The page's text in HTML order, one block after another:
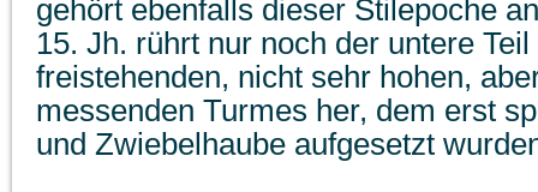
gehört ebenfalls dieser Stilepoche
15. Jh. rührt nur noch der untere
freistehenden, nicht sehr hohen,
messenden Turmes her, dem erst
und Zwiebelhaube aufgesetzt